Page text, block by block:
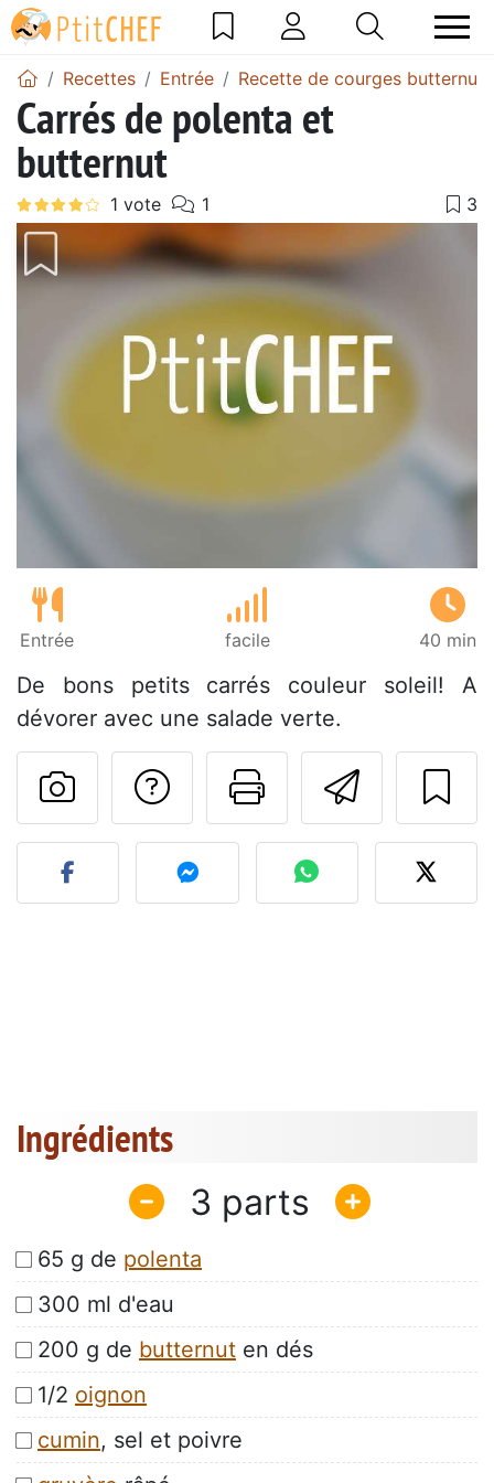
Recettes Entrée Recette de courges butternut
Carrés de polenta et
butternut
Entrée facile 40 min
De bons petits carrés couleur soleil! A
dévorer avec une salade verte.
Imprimer
Poser une
Publier votre photo de
Ingrédients
3
65 g de polenta
300 ml d'eau
200 g de butternut en dés
1/2 oignon
cumin, sel et poivre